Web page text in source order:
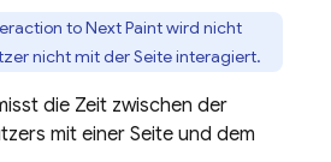
to Next Paint wird nicht
nicht mit der Seite interagiert.
die Zeit zwischen der
mit einer Seite und dem